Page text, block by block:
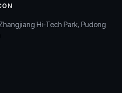
Hi-Tech Park, Pudong